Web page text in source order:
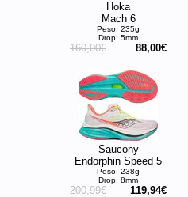
Hoka
Mach 6
Peso: 235g
Drop: 5mm
160,00€ 88,00€
Saucony
Endorphin Speed 5
Peso: 238g
Drop: 8mm
200,99€ 119,94€